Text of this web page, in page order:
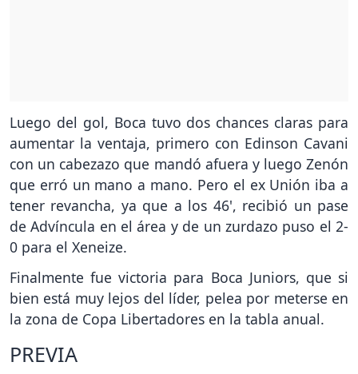
Luego del gol, Boca tuvo dos chances claras para
aumentar la ventaja, primero con Edinson Cavani
con un cabezazo que mandó afuera y luego Zenón
que erró un mano a mano. Pero el ex Unión iba a
tener revancha, ya que a los 46', recibió un pase
de Advíncula en el área y de un zurdazo puso el 2-
0 para el Xeneize.
Finalmente fue victoria para Boca Juniors, que si
bien está muy lejos del líder, pelea por meterse en
la zona de Copa Libertadores en la tabla anual.
PREVIA